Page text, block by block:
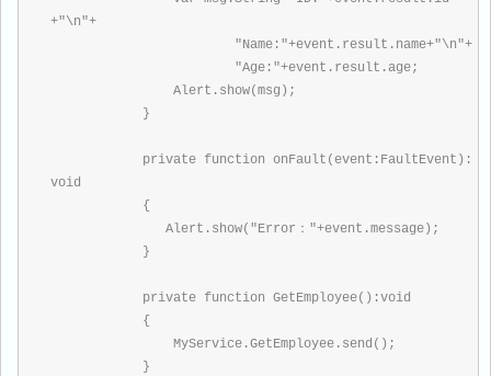
+"\n"+
                        "Name:"+event.result.name+"\n"+
                        "Age:"+event.result.age;
                Alert.show(msg);
            }
void
            {
               Alert.show("Error："+event.message);
            }
            private function GetEmployee():void
            {
                MyService.GetEmployee.send();
            }